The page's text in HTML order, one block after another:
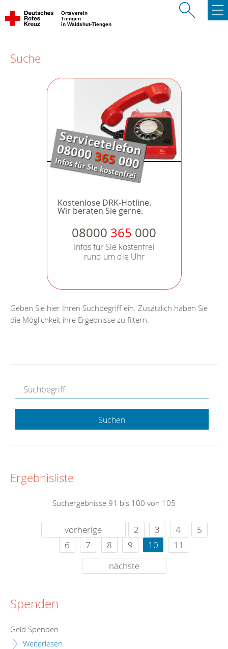
Ortsverein
Tiengen
in Waldshut-Tiengen
Suche
Kostenlose DRK-Hotline.
Wir beraten Sie gerne.
08000 365 000
Infos für Sie kostenfrei
rund um die Uhr
Geben Sie hier Ihren Suchbegriff ein. Zusätzlich haben Sie
die Möglichkeit ihre Ergebnisse zu filtern.
Suchen
Ergebnisliste
Suchergebnisse 91 bis 100 von 105
vorherige 2 3 4
5
6
7 8 9 10
11
nächste
Spenden
Geld Spenden
Weiterlesen